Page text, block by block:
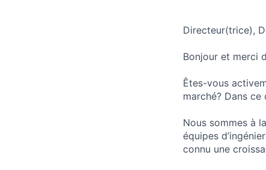
Directeur(trice),
Bonjour et merci
Êtes-vous
marché? Dans
Nous sommes à
équipes
connu une